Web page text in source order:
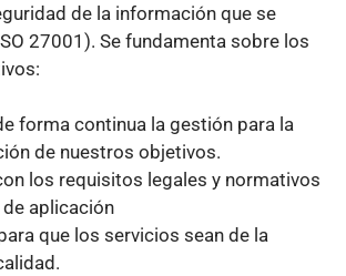
de la información que se
27001). Se fundamenta sobre los
forma continua la gestión para la
de nuestros objetivos.
los requisitos legales y normativos
de aplicación
que los servicios sean de la